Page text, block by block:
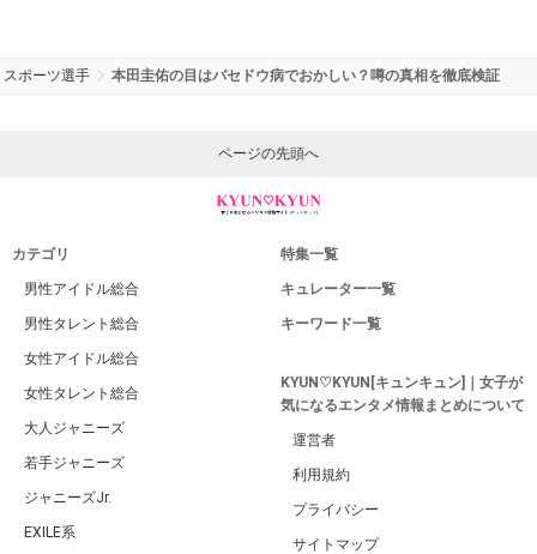
スポーツ選手 本田圭佑の目はバセドウ病でおかしい？噂の真相を徹底検証
ページの先頭へ
カテゴリ
男性アイドル総合
男性タレント総合
女性アイドル総合
女性タレント総合
大人ジャニーズ
若手ジャニーズ
ジャニーズJr.
EXILE系
特集一覧
キュレーター一覧
キーワード一覧
KYUN♡KYUN[キュンキュン]｜女子が
気になるエンタメ情報まとめについて
運営者
利用規約
プライバシー
サイトマップ